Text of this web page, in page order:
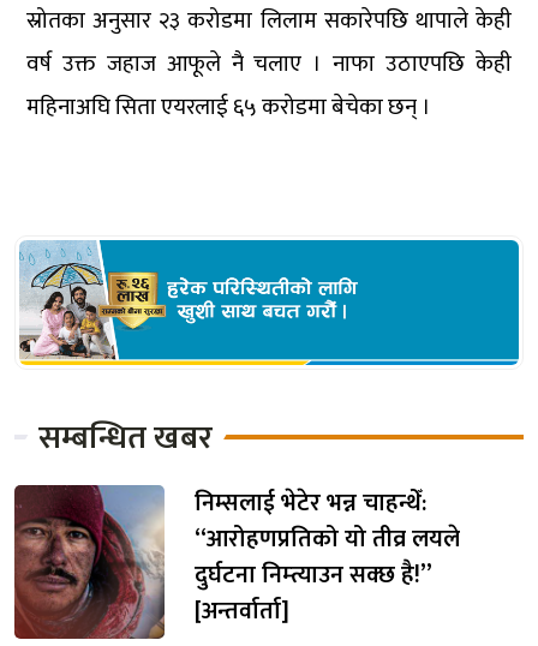
स्रोतका अनुसार २३ करोडमा लिलाम सकारेपछि थापाले केही
वर्ष उक्त जहाज आफूले नै चलाए । नाफा उठाएपछि केही
महिनाअघि सिता एयरलाई ६५ करोडमा बेचेका छन् ।
सम्बन्धित खबर
निम्सलाई भेटेर भन्न चाहन्थेँ:
“आरोहणप्रतिको यो तीव्र लयले
दुर्घटना निम्त्याउन सक्छ है!”
[अन्तर्वार्ता]